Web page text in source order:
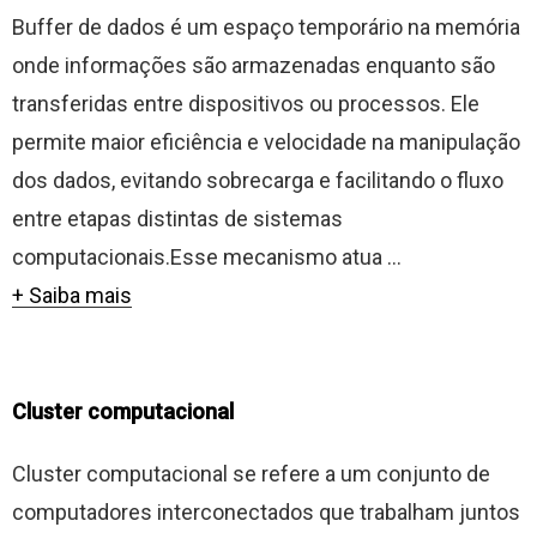
Buffer de dados é um espaço temporário na memória
onde informações são armazenadas enquanto são
transferidas entre dispositivos ou processos. Ele
permite maior eficiência e velocidade na manipulação
dos dados, evitando sobrecarga e facilitando o fluxo
entre etapas distintas de sistemas
computacionais.Esse mecanismo atua ...
+ Saiba mais
Cluster computacional
Cluster computacional se refere a um conjunto de
computadores interconectados que trabalham juntos